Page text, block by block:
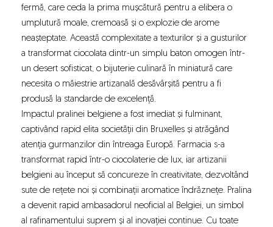
fermă, care ceda la prima mușcătură pentru a elibera o
umplutură moale, cremoasă și o explozie de arome
neașteptate. Această complexitate a texturilor și a gusturilor
a transformat ciocolata dintr-un simplu baton omogen într-
un desert sofisticat, o bijuterie culinară în miniatură care
necesita o măiestrie artizanală desăvârșită pentru a fi
produsă la standarde de excelență.
Impactul pralinei belgiene a fost imediat și fulminant,
captivând rapid elita societății din Bruxelles și atrăgând
atenția gurmanzilor din întreaga Europă. Farmacia s-a
transformat rapid într-o ciocolaterie de lux, iar artizanii
belgieni au început să concureze în creativitate, dezvoltând
sute de rețete noi și combinații aromatice îndrăznețe. Pralina
a devenit rapid ambasadorul neoficial al Belgiei, un simbol
al rafinamentului suprem și al inovației continue. Cu toate